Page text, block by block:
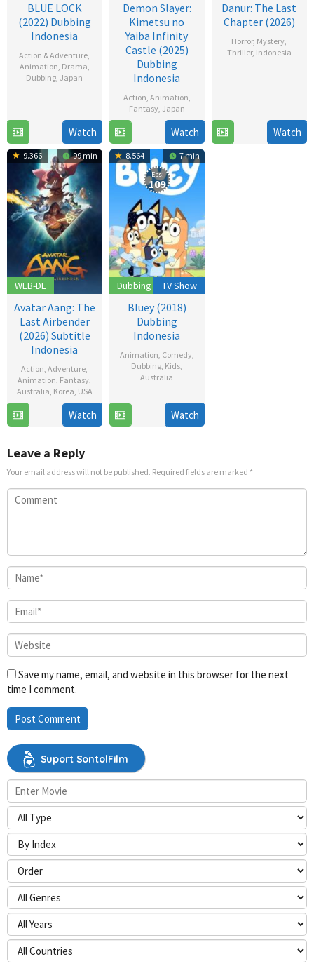
BLUE LOCK
(2022) Dubbing
Indonesia
Action & Adventure,
Animation, Drama,
Dubbing, Japan
2022Watch
Demon Slayer:
Kimetsu no
Yaiba Infinity
Castle (2025)
Dubbing
Indonesia
Action, Animation,
Fantasy, Japan
Jul
2025
Haruo
Sotozaki
Watch
Danur: The Last
Chapter (2026)
Horror, Mystery,
Thriller, Indonesia
Watch
9.366 99 min
WEB-DL
Avatar Aang: The
Last Airbender
(2026) Subtitle
Indonesia
Action,Adventure,
Animation, Fantasy,
Australia, Korea, USA
Jul
Lauren
Montgomery
Watch
8.564 7 min
Dubbing
Eps:
109
TV Show
Bluey (2018)
Dubbing
Indonesia
Animation, Comedy,
Dubbing, Kids,
Australia
Oct
2018
Joe
Brumm
Watch
Leave a Reply
Your email address will not be published. Required fields are marked *
Save my name, email, and website in this browser for the next
time I comment.
Suport SontolFilm